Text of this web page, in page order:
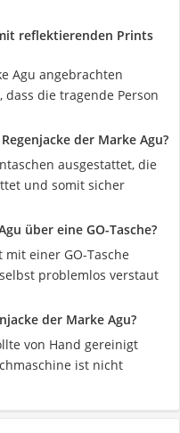
reflektierenden Prints
Agu angebrachten
die tragende Person
der Marke Agu?
ausgestattet, die
und somit sicher
über eine GO-Tasche?
mit einer GO-Tasche
problemlos verstaut
der Marke Agu?
von Hand gereinigt
ist nicht